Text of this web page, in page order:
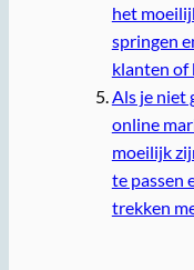
het
springen
klanten of
Als je niet
online
moeilijk
te passen
trekken